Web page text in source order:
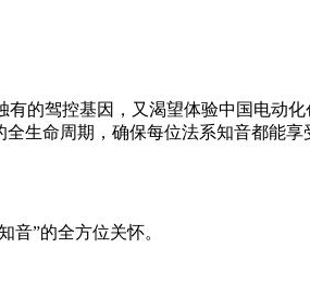
的驾控基因，又渴望体验中国电动
生命周期，确保每位法系知音都能
音”的全方位关怀。